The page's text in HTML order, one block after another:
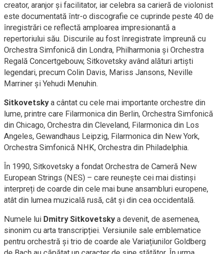
creator, aranjor și facilitator, iar celebra sa carieră de violonist
este documentată într-o discografie ce cuprinde peste 40 de
înregistrări ce reflectă amploarea impresionantă a
repertoriului său. Discurile au fost înregistrate împreună cu
Orchestra Simfonică din Londra, Philharmonia și Orchestra
Regală Concertgebouw, Sitkovetsky având alături artiști
legendari, precum Colin Davis, Mariss Jansons, Neville
Marriner și Yehudi Menuhin.
Sitkovetskya cântat cu cele mai importante orchestre din
lume, printre care Filarmonica din Berlin, Orchestra Simfonică
din Chicago, Orchestra din Cleveland, Filarmonica din Los
Angeles, Gewandhaus Leipzig, Filarmonica din New York,
Orchestra Simfonică NHK, Orchestra din Philadelphia.
În 1990, Sitkovetsky a fondat Orchestra de Cameră New
European Strings (NES) – care reunește cei mai distinși
interpreți de coarde din cele mai bune ansambluri europene,
atât din lumea muzicală rusă, cât și din cea occidentală.
Numele lui Dmitry Sitkovetskya devenit, de asemenea,
sinonim cu arta transcripției. Versiunile sale emblematice
pentru orchestră și trio de coarde ale Variațiunilor Goldberg